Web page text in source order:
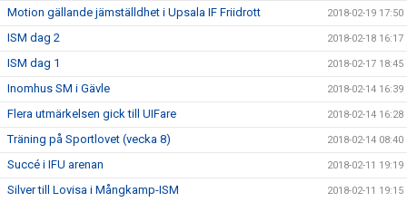
Motion gällande jämställdhet i Upsala IF Friidrott 2018-02-19 17:50
ISM dag 2 2018-02-18 16:17
ISM dag 1 2018-02-17 18:45
Inomhus SM i Gävle 2018-02-14 16:39
Flera utmärkelsen gick till UIFare 2018-02-14 16:28
Träning på Sportlovet (vecka 8) 2018-02-14 08:40
Succé i IFU arenan 2018-02-11 19:19
Silver till Lovisa i Mångkamp-ISM 2018-02-11 19:15